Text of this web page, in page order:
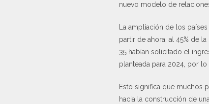
nuevo modelo de
La ampliación de los
partir de ahora, al 45% de
35 habían solicitado el
planteada para 2024, por lo
Esto significa que muchos
hacia la construcción de